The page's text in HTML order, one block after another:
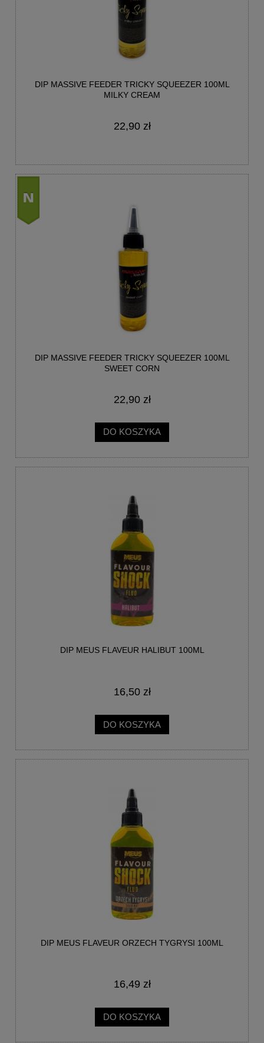
DIP MASSIVE FEEDER TRICKY SQUEEZER 100ML
MILKY CREAM
22,90 zł
DIP MASSIVE FEEDER TRICKY SQUEEZER 100ML
SWEET CORN
22,90 zł
DO KOSZYKA
DIP MEUS FLAVEUR HALIBUT 100ML
16,50 zł
DO KOSZYKA
DIP MEUS FLAVEUR ORZECH TYGRYSI 100ML
16,49 zł
DO KOSZYKA